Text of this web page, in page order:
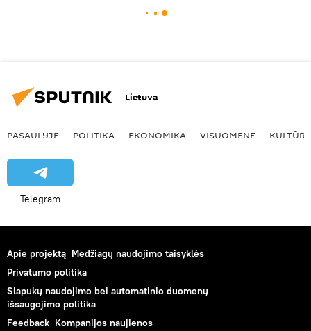
Lietuva
PASAULYJE POLITIKA EKONOMIKA VISUOMENĖ KULTŪRA
Telegram
Apie projektą Medžiagų naudojimo taisyklės
Privatumo politika
Slapukų naudojimo bei automatinio duomenų
išsaugojimo politika
Feedback Kompanijos naujienos